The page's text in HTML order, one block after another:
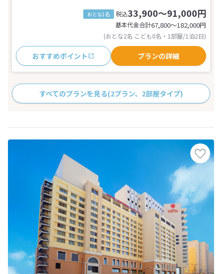
おとな1名 税込33,900～91,000円
基本代金合計67,800〜182,000円
(おとな2名 こども0名・1部屋/1泊2日)
おすすめポイント プランの詳細
すべてのプランを見る(2プラン、2部屋タイプ)